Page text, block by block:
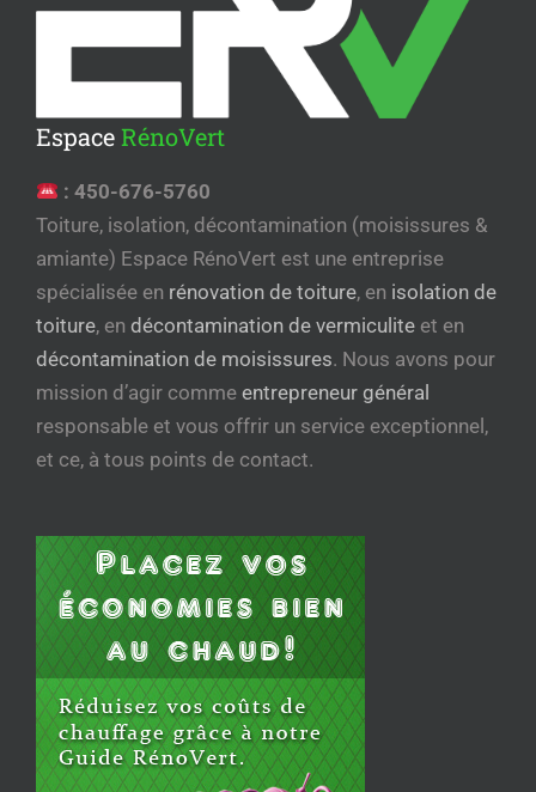
EspaceRénoVert
:450-676-5760
Toiture, isolation, décontamination (moisissures &
amiante) Espace RénoVert est une entreprise
spécialisée en rénovation de toiture, en isolation de
toiture, en décontamination de vermiculite et en
décontamination de moisissures. Nous avons pour
mission d’agir comme entrepreneur général
responsable et vous offrir un service exceptionnel,
et ce, à tous points de contact.